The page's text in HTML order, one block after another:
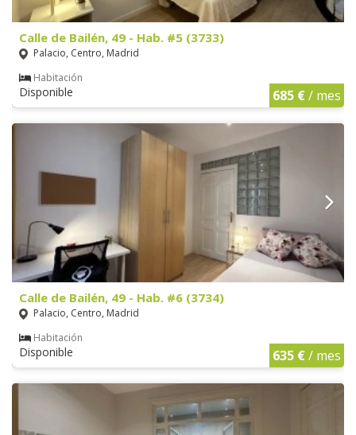
Calle de Bailén, 49 - Hab. #5 (3733)
Palacio, Centro, Madrid
Habitación
Disponible 685 €/ mes
Calle de Bailén, 49 - Hab. #6 (3734)
Palacio, Centro, Madrid
Habitación
Disponible 635 €/ mes